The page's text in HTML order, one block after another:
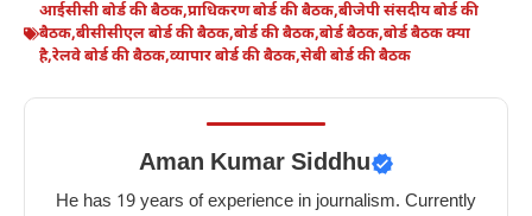
आईसीसी बोर्ड की बैठक,प्राधिकरण बोर्ड की बैठक,बीजेपी संसदीय बोर्ड की
बैठक,बीसीसीएल बोर्ड की बैठक,बोर्ड की बैठक,बोर्ड बैठक,बोर्ड बैठक क्या
है,रेलवे बोर्ड की बैठक,व्यापार बोर्ड की बैठक,सेबी बोर्ड की बैठक
Aman Kumar Siddhu
He has 19 years of experience in journalism. Currently